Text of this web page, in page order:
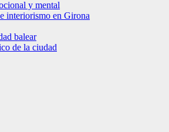
y mental
interiorismo en Girona
balear
de la ciudad